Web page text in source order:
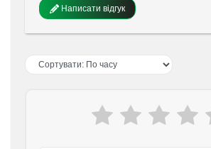
Написати відгук